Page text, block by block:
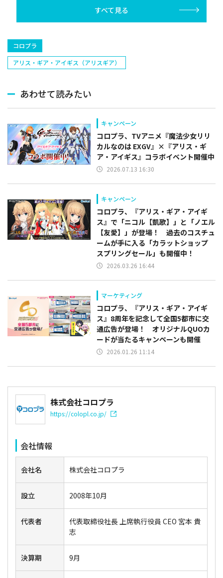
すべて見る
コロプラ
アリス・ギア・アイギス（アリスギア）
あわせて読みたい
キャンペーン
コロプラ、TVアニメ『魔法少女リリ
カルなのは EXGV』×『アリス・ギ
ア・アイギス』コラボイベント開催中
2026.07.13 16:30
キャンペーン
コロプラ、『アリス・ギア・アイギ
ス』で「ニコル【凱歌】」と「ノエル
【友愛】」が登場！ 過去のコスチュ
ームが手に入る「カラットショップ
スプリングセール」も開催中！
2026.03.26 16:44
マーケティング
コロプラ、『アリス・ギア・アイギ
ス』8周年を記念して全国5都市に交
通広告が登場！ オリジナルQUOカ
ードが当たるキャンペーンも開催
2026.01.26 11:14
株式会社コロプラ
https://colopl.co.jp/
会社情報
会社名 株式会社コロプラ
設立 2008年10月
代表者
代表取締役社長 上席執行役員 CEO 宮本 貴
志
決算期 9月